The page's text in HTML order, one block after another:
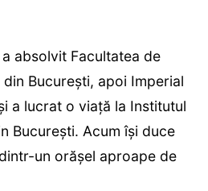
absolvit Facultatea de
București, apoi Imperial
a lucrat o viață la Institutul
București. Acum își duce
un orășel aproape de